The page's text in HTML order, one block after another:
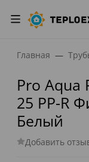
Главная
Pro Aqua
25 PP-R
Белый
Добавить